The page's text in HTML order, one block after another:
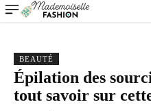
BEAUTÉ
Épilation des
tout savoir sur